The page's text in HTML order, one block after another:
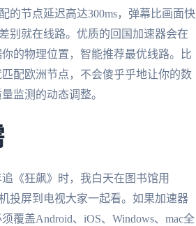
的节点延迟高达300ms，弹幕比画面快
别就在线路。优质的回国加速器会在
的物理位置，智能推荐最优线路。比
配欧洲节点，不会傻乎乎地让你的数
监测的动态调整。
《狂飙》时，我白天在图书馆用
投屏到电视大家一起看。如果加速器
覆盖Android、iOS、Windows、mac全